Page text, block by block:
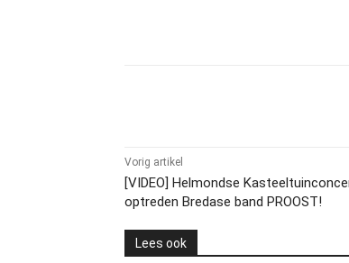
Vorig artikel
[VIDEO] Helmondse
optreden Bredase band PROOST!
Lees ook